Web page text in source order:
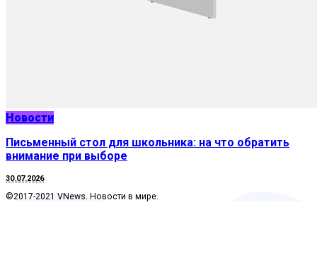
Новости
Письменный стол для школьника: на что обратить
внимание при выборе
30.07.2026
©2017-2021 VNews. Новости в мире.